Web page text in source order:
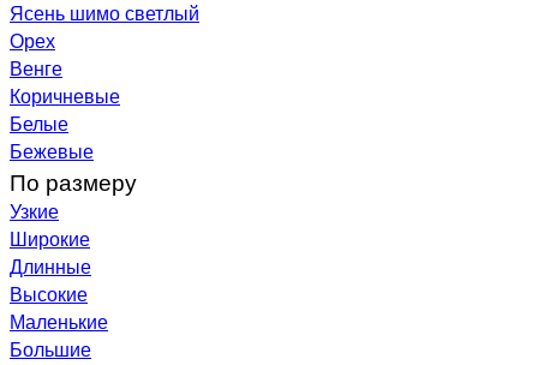
Ясень шимо светлый
Орех
Венге
Коричневые
Белые
Бежевые
По размеру
Узкие
Широкие
Длинные
Высокие
Маленькие
Большие